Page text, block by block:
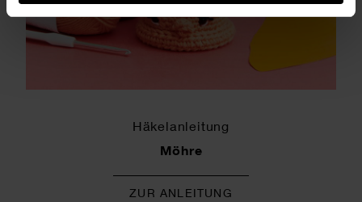
Häkelanleitung
Möhre
ZUR ANLEITUNG